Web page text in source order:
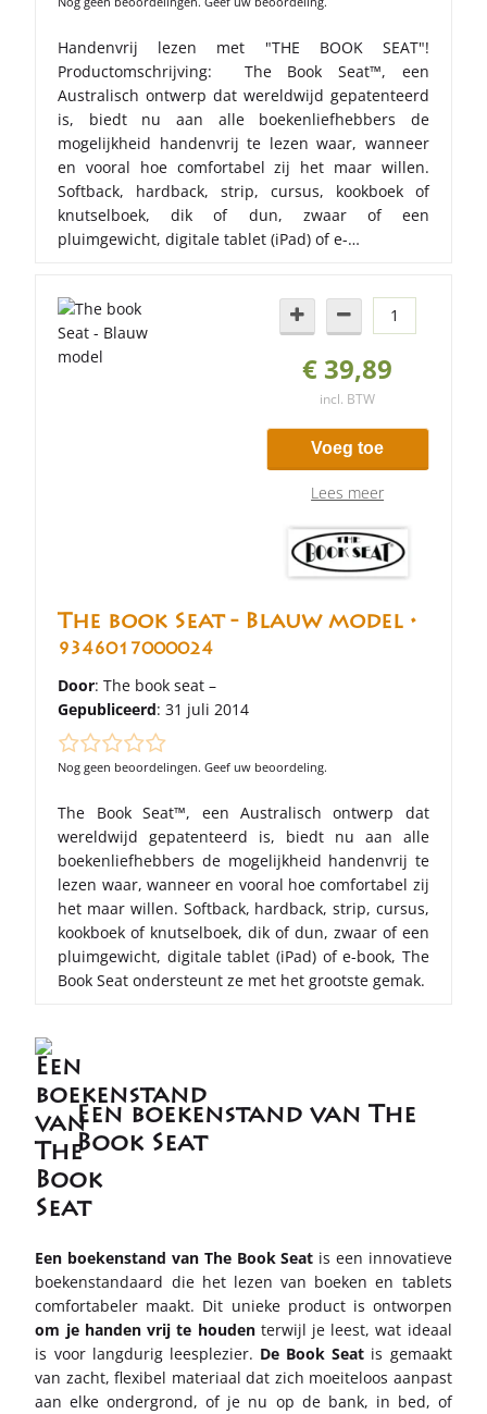
Handenvrij lezen met "THE BOOK SEAT"!
Productomschrijving: The Book Seat™, een
Australisch ontwerp dat wereldwijd gepatenteerd
is, biedt nu aan alle boekenliefhebbers de
mogelijkheid handenvrij te lezen waar, wanneer
en vooral hoe comfortabel zij het maar willen.
Softback, hardback, strip, cursus, kookboek of
knutselboek, dik of dun, zwaar of een
pluimgewicht, digitale tablet (iPad) of e-…
€ 39,89
incl. BTW
Voeg toe
Lees meer
The book Seat - Blauw model •
9346017000024
Door: The book seat –
Gepubliceerd: 31 juli 2014
Nog geen beoordelingen. Geef uw beoordeling.
The Book Seat™, een Australisch ontwerp dat
wereldwijd gepatenteerd is, biedt nu aan alle
boekenliefhebbers de mogelijkheid handenvrij te
lezen waar, wanneer en vooral hoe comfortabel zij
het maar willen. Softback, hardback, strip, cursus,
kookboek of knutselboek, dik of dun, zwaar of een
pluimgewicht, digitale tablet (iPad) of e-book, The
Book Seat ondersteunt ze met het grootste gemak.
Een boekenstand van The
Book Seat
Een boekenstand van The Book Seat is een innovatieve
boekenstandaard die het lezen van boeken en tablets
comfortabeler maakt. Dit unieke product is ontworpen
om je handen vrij te houdenterwijl je leest, wat ideaal
is voor langdurig leesplezier. De Book Seat is gemaakt
van zacht, flexibel materiaal dat zich moeiteloos aanpast
aan elke ondergrond, of je nu op de bank, in bed, of